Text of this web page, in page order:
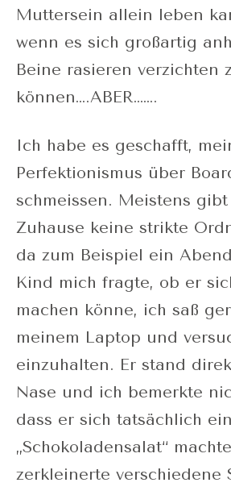
Muttersein allein leben
wenn es sich großartig
Beine rasieren verzichten
können….ABER…….
Ich habe es geschafft,
Perfektionismus über
schmeissen. Meistens
Zuhause keine strikte
da zum Beispiel ein
Kind mich fragte, ob er
machen könne, ich saß
meinem Laptop und
einzuhalten. Er stand
Nase und ich bemerkte
dass er sich tatsächlich
„Schokoladensalat“
zerkleinerte verschiedene